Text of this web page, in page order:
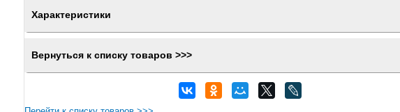
Характеристики
Вернуться к списку товаров >>>